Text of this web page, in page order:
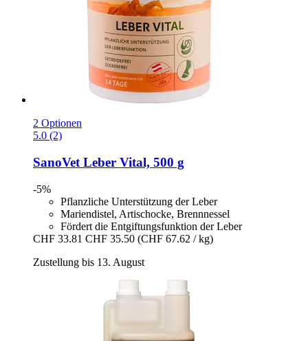
2 Optionen
5.0 (2)
SanoVet Leber Vital, 500 g
-5%
Pflanzliche Unterstützung der Leber
Mariendistel, Artischocke, Brennnessel
Fördert die Entgiftungsfunktion der Leber
CHF 33.81 CHF 35.50 (CHF 67.62 / kg)
Zustellung bis 13. August